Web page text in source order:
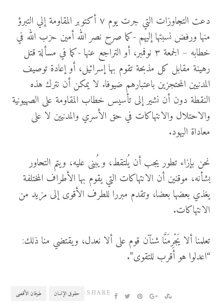
دعت التجاوزات التي جرت يوم ٧ أكتوبر المقاومة إلي التبرؤ
منها ورفض نسبتها إليهم -كما صرح نصر الله أمين حزب الله في
خطابه – الجمعة ٣ نوفمبر، أو التراجع عنها -كما في مسألة قتل
رهينة مقابل كل مذبحة تقوم بها إسرائيل، أو إعادة توصيف
المدنيين المحتجزين باعتبارهم ضيوفا. لا يمكن أن نترك هذه
النقطة دون أن نشير إلى تأسيس خطاب المقاومة على الصهيونية
والاحتلال والانتهاكات في حق الأسري والمدنيين لا على
معاداة اليهود.
نحن بإزاء تطور يجب أن يُلتقط، ويُبنى عليه، ويتم التحاور
بشأنه، موقنين أن الانتهاكات التي يقوم بها الأطراف المختلفة
يغذي بعضها بعضا، وتقدم مبررا للطرف الأقوى إلى مزيد من
الانتهاكات.
تعلمنا ألا يَجْرِمَنَّا شنآن قوم على ألا نعدل، ويقتضي منا ذلك:
“اعدلوا هو أقرب للتقوى”.
حقوق الإنسان طوفان الأقصى SHARE: